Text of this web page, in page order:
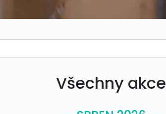
Všechny akce